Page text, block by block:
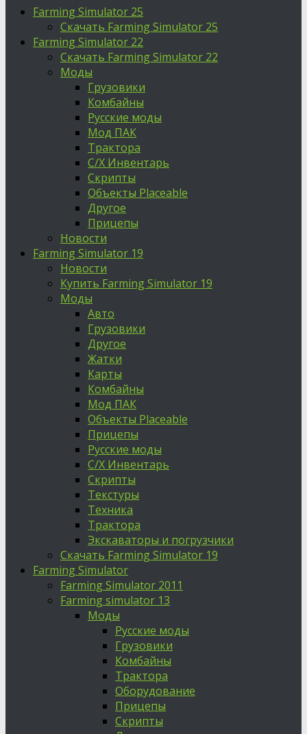
Farming Simulator 25
Скачать Farming Simulator 25
Farming Simulator 22
Скачать Farming Simulator 22
Моды
Грузовики
Комбайны
Русские моды
Мод ПАК
Трактора
С/Х Инвентарь
Скрипты
Объекты Placeable
Другое
Прицепы
Новости
Farming Simulator 19
Новости
Купить Farming Simulator 19
Моды
Авто
Грузовики
Другое
Жатки
Карты
Комбайны
Мод ПАК
Объекты Placeable
Прицепы
Русские моды
С/Х Инвентарь
Скрипты
Текстуры
Техника
Трактора
Экскаваторы и погрузчики
Скачать Farming Simulator 19
Farming Simulator
Farming Simulator 2011
Farming simulator 13
Моды
Русские моды
Грузовики
Комбайны
Трактора
Оборудование
Прицепы
Скрипты